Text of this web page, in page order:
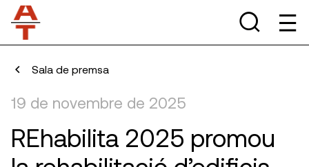
Sala de premsa
19 de novembre de 2025
REhabilita 2025 promou